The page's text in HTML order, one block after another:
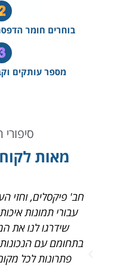
בוחרים חומר
מספר עותקים
מאות
חב' פיקסלים, וחזי
עבורי תמונות
שידרגו לנו את
בתחומם עם הנכונות
פתרונות לכל